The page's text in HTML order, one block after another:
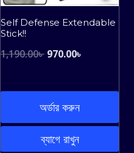
Self Defense Extendable
Stick!!
1,190.00৳ Original
was:
1,190.00৳ .
970.00৳
is:
অর্ডার করুন
ব্যাগে রাখুন